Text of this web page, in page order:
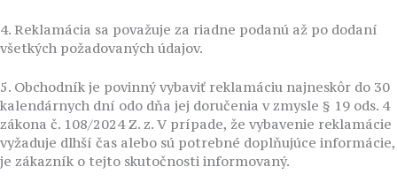
4. Reklamácia sa považuje za riadne podanú až po dodaní
všetkých požadovaných údajov.
5. Obchodník je povinný vybaviť reklamáciu najneskôr do 30
kalendárnych dní odo dňa jej doručenia v zmysle § 19 ods. 4
zákona č. 108/2024 Z. z. V prípade, že vybavenie reklamácie
vyžaduje dlhší čas alebo sú potrebné doplňujúce informácie,
je zákazník o tejto skutočnosti informovaný.